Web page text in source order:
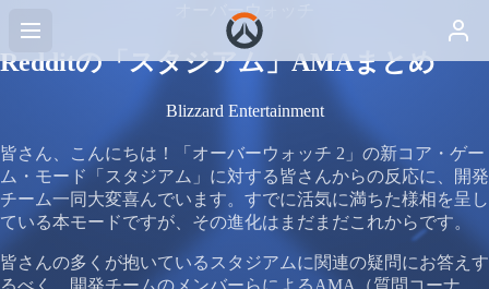
オーバーウォッチ
Redditの「スタジアム」AMAまとめ
Blizzard Entertainment
皆さん、こんにちは！「オーバーウォッチ 2」の新コア・ゲー
ム・モード「スタジアム」に対する皆さんからの反応に、開発
チーム一同大変喜んでいます。すでに活気に満ちた様相を呈し
ている本モードですが、その進化はまだまだこれからです。
皆さんの多くが抱いているスタジアムに関連の疑問にお答えす
るべく、開発チームのメンバーらによるAMA（質問コーナ